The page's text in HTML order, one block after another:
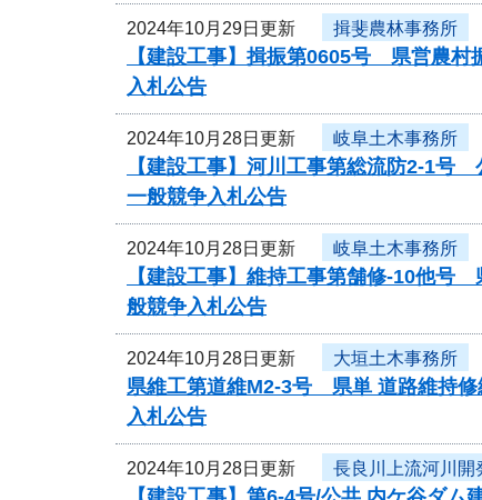
2024年10月29日更新 揖斐農林事務所
【建設工事】揖振第0605号 県営農
入札公告
2024年10月28日更新 岐阜土木事務所
【建設工事】河川工事第総流防2-1
一般競争入札公告
2024年10月28日更新 岐阜土木事務所
【建設工事】維持工事第舗修-10他
般競争入札公告
2024年10月28日更新 大垣土木事務所
県維工第道維M2-3号 県単 道路維持
入札公告
2024年10月28日更新 長良川上流河川開